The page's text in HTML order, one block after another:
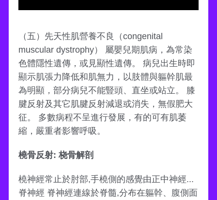
（五）先天性肌營養不良（congenital
muscular dystrophy） 屬嬰兒期肌病，為常染
色體隱性遺傳，或見顯性遺傳。 病兒出生時即
顯示肌張力降低和肌無力，以肢體與軀幹肌最
為明顯，部分病兒不能豎頭、直坐或站立。 膝
腱反射及其它肌腱反射減退或消失，無假肥大
征。 多數病程不呈進行發展，有的可有肌萎
縮，嚴重者影響呼吸。
橈骨反射: 桡骨解剖
橈神經常止於肘部,手橈側的感覺由正中神經...
脊神經 脊神經連線於脊髓,分布在軀幹、腹側面